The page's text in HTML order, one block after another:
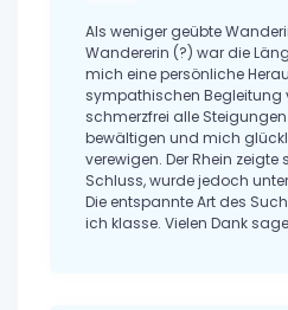
Als weniger geübte
Wandererin (?) war die
mich eine persönliche
sympathischen Begleitung
schmerzfrei alle
bewältigen und mich
verewigen. Der Rhein
Schluss, wurde jedoch
Die entspannte Art des
ich klasse. Vielen Dank